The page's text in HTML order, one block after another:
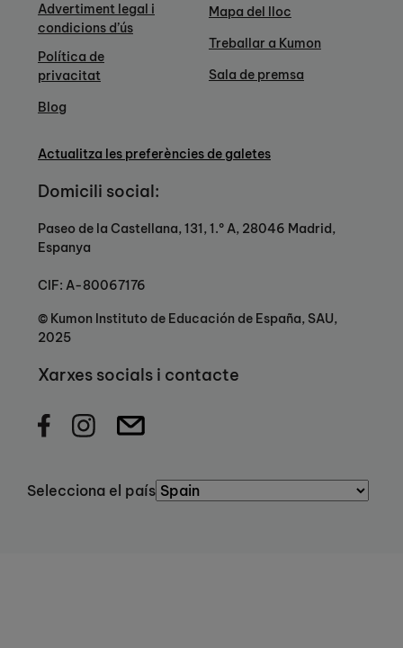
Advertiment legal i
condicions d’ús
Política de
privacitat
Blog
Mapa del lloc
Treballar a Kumon
Sala de premsa
Actualitza les preferències de galetes
Domicili social:
Paseo de la Castellana, 131, 1.º A, 28046 Madrid,
Espanya
CIF: A-80067176
© Kumon Instituto de Educación de España, SAU,
2025
Xarxes socials i contacte
Selecciona el país